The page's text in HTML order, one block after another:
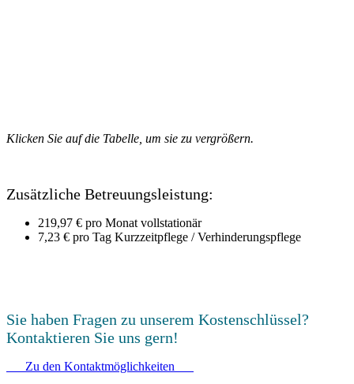
Klicken Sie auf die Tabelle, um sie zu vergrößern.
Zusätzliche Betreuungsleistung:
219,97 € pro Monat vollstationär
7,23 € pro Tag Kurzzeitpflege / Verhinderungspflege
Sie haben Fragen zu unserem Kostenschlüssel?
Kontaktieren Sie uns gern!
Zu den Kontaktmöglichkeiten